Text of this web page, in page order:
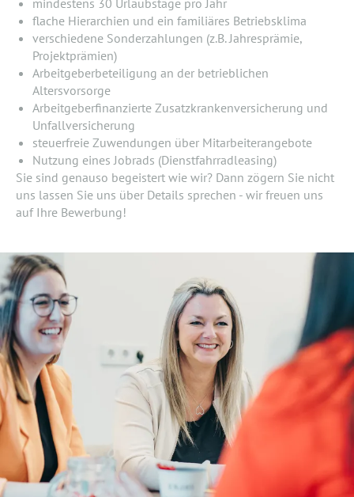
mindestens 30 Urlaubstage pro Jahr
flache Hierarchien und ein familiäres Betriebsklima
verschiedene Sonderzahlungen (z.B. Jahresprämie,
Projektprämien)
Arbeitgeberbeteiligung an der betrieblichen
Altersvorsorge
Arbeitgeberfinanzierte Zusatzkrankenversicherung und
Unfallversicherung
steuerfreie Zuwendungen über Mitarbeiterangebote
Nutzung eines Jobrads (Dienstfahrradleasing)
Sie sind genauso begeistert wie wir? Dann zögern Sie nicht
uns lassen Sie uns über Details sprechen - wir freuen uns
auf Ihre Bewerbung!